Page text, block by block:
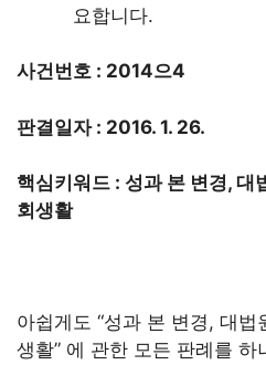
요합니다.
사건번호 : 2014으4
판결일자 : 2016. 1. 26.
핵심키워드 : 성과 본 변경, 대
회생활
아쉽게도 “성과 본 변경, 대
생활” 에 관한 모든 판례를